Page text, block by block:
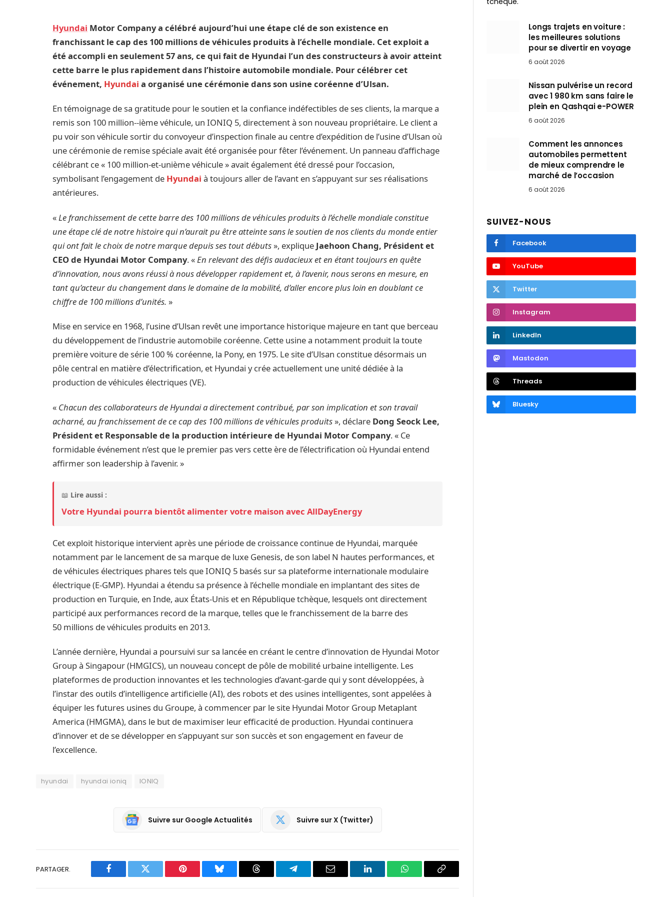
Hyundai Motor Company a célébré aujourd’hui une étape clé de son existence en
franchissant le cap des 100 millions de véhicules produits à l’échelle mondiale. Cet exploit a
été accompli en seulement 57 ans, ce qui fait de Hyundai l’un des constructeurs à avoir atteint
cette barre le plus rapidement dans l’histoire automobile mondiale. Pour célébrer cet
événement, Hyundai a organisé une cérémonie dans son usine coréenne d’Ulsan.
En témoignage de sa gratitude pour le soutien et la confiance indéfectibles de ses clients, la marque a
remis son 100 million‑‑ième véhicule, un IONIQ 5, directement à son nouveau propriétaire. Le client a
pu voir son véhicule sortir du convoyeur d’inspection finale au centre d’expédition de l’usine d’Ulsan où
une cérémonie de remise spéciale avait été organisée pour fêter l’événement. Un panneau d’affichage
célébrant ce « 100 million‑et‑unième véhicule » avait également été dressé pour l’occasion,
symbolisant l’engagement de Hyundai à toujours aller de l’avant en s’appuyant sur ses réalisations
antérieures.
«Le franchissement de cette barre des 100 millions de véhicules produits à l’échelle mondiale constitue
une étape clé de notre histoire qui n’aurait pu être atteinte sans le soutien de nos clients du monde entier
qui ont fait le choix de notre marque depuis ses tout débuts», explique Jaehoon Chang, Président et
CEO de Hyundai Motor Company. «En relevant des défis audacieux et en étant toujours en quête
d’innovation, nous avons réussi à nous développer rapidement et, à l’avenir, nous serons en mesure, en
tant qu’acteur du changement dans le domaine de la mobilité, d’aller encore plus loin en doublant ce
chiffre de 100 millions d’unités. »
Mise en service en 1968, l’usine d’Ulsan revêt une importance historique majeure en tant que berceau
du développement de l’industrie automobile coréenne. Cette usine a notamment produit la toute
première voiture de série 100 % coréenne, la Pony, en 1975. Le site d’Ulsan constitue désormais un
pôle central en matière d’électrification, et Hyundai y crée actuellement une unité dédiée à la
production de véhicules électriques (VE).
« Chacun des collaborateurs de Hyundai a directement contribué, par son implication et son travail
acharné, au franchissement de ce cap des 100 millions de véhicules produits», déclare Dong Seock Lee,
Président et Responsable de la production intérieure de Hyundai Motor Company. « Ce
formidable événement n’est que le premier pas vers cette ère de l’électrification où Hyundai entend
affirmer son leadership à l’avenir. »
📖 Lire aussi :
Votre Hyundai pourra bientôt alimenter votre maison avec AllDayEnergy
Cet exploit historique intervient après une période de croissance continue de Hyundai, marquée
notamment par le lancement de sa marque de luxe Genesis, de son label N hautes performances, et
de véhicules électriques phares tels que IONIQ 5 basés sur sa plateforme internationale modulaire
électrique (E-GMP). Hyundai a étendu sa présence à l’échelle mondiale en implantant des sites de
production en Turquie, en Inde, aux États-Unis et en République tchèque, lesquels ont directement
participé aux performances record de la marque, telles que le franchissement de la barre des
50 millions de véhicules produits en 2013.
L’année dernière, Hyundai a poursuivi sur sa lancée en créant le centre d’innovation de Hyundai Motor
Group à Singapour (HMGICS), un nouveau concept de pôle de mobilité urbaine intelligente. Les
plateformes de production innovantes et les technologies d’avant-garde qui y sont développées, à
l’instar des outils d’intelligence artificielle (AI), des robots et des usines intelligentes, sont appelées à
équiper les futures usines du Groupe, à commencer par le site Hyundai Motor Group Metaplant
America (HMGMA), dans le but de maximiser leur efficacité de production. Hyundai continuera
d’innover et de se développer en s’appuyant sur son succès et son engagement en faveur de
l’excellence.
hyundai hyundai ioniq IONIQ
Suivre sur Google Actualités Suivre sur X (Twitter)
PARTAGER.
Facebook Twitter Pinterest Bluesky Threads
Partager
Email LinkedIn WhatsAppCopier
Longs trajets en voiture :
les meilleures solutions
pour se divertir en voyage
6 août 2026
Nissan pulvérise un record
avec 1 980 km sans faire le
plein en Qashqai e-POWER
6 août 2026
Comment les annonces
automobiles permettent
de mieux comprendre le
marché de l’occasion
6 août 2026
SUIVEZ-NOUS
Facebook
YouTube
Twitter
Instagram
LinkedIn
Mastodon
Threads
Bluesky